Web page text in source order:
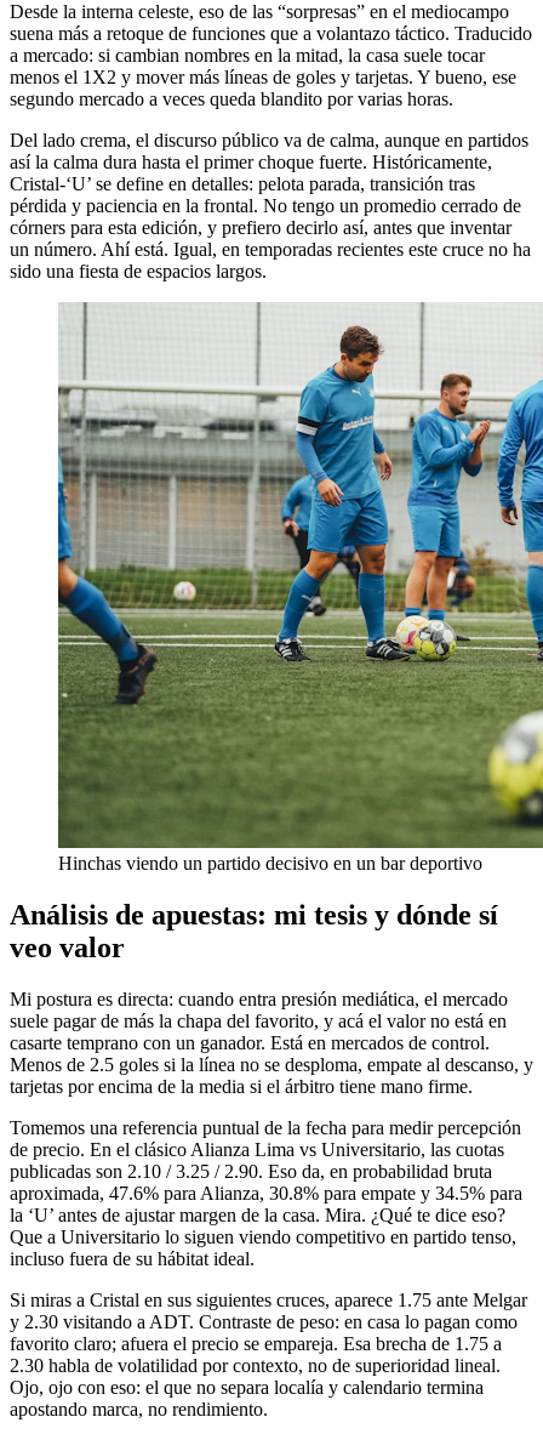
Desde la interna celeste, eso de las “sorpresas” en el mediocampo
suena más a retoque de funciones que a volantazo táctico. Traducido
a mercado: si cambian nombres en la mitad, la casa suele tocar
menos el 1X2 y mover más líneas de goles y tarjetas. Y bueno, ese
segundo mercado a veces queda blandito por varias horas.
Del lado crema, el discurso público va de calma, aunque en partidos
así la calma dura hasta el primer choque fuerte. Históricamente,
Cristal-‘U’ se define en detalles: pelota parada, transición tras
pérdida y paciencia en la frontal. No tengo un promedio cerrado de
córners para esta edición, y prefiero decirlo así, antes que inventar
un número. Ahí está. Igual, en temporadas recientes este cruce no ha
sido una fiesta de espacios largos.
Hinchas viendo un partido decisivo en un bar deportivo
Análisis de apuestas: mi tesis y dónde sí
veo valor
Mi postura es directa: cuando entra presión mediática, el mercado
suele pagar de más la chapa del favorito, y acá el valor no está en
casarte temprano con un ganador. Está en mercados de control.
Menos de 2.5 goles si la línea no se desploma, empate al descanso, y
tarjetas por encima de la media si el árbitro tiene mano firme.
Tomemos una referencia puntual de la fecha para medir percepción
de precio. En el clásico Alianza Lima vs Universitario, las cuotas
publicadas son 2.10 / 3.25 / 2.90. Eso da, en probabilidad bruta
aproximada, 47.6% para Alianza, 30.8% para empate y 34.5% para
la ‘U’ antes de ajustar margen de la casa. Mira. ¿Qué te dice eso?
Que a Universitario lo siguen viendo competitivo en partido tenso,
incluso fuera de su hábitat ideal.
Si miras a Cristal en sus siguientes cruces, aparece 1.75 ante Melgar
y 2.30 visitando a ADT. Contraste de peso: en casa lo pagan como
favorito claro; afuera el precio se empareja. Esa brecha de 1.75 a
2.30 habla de volatilidad por contexto, no de superioridad lineal.
Ojo, ojo con eso: el que no separa localía y calendario termina
apostando marca, no rendimiento.